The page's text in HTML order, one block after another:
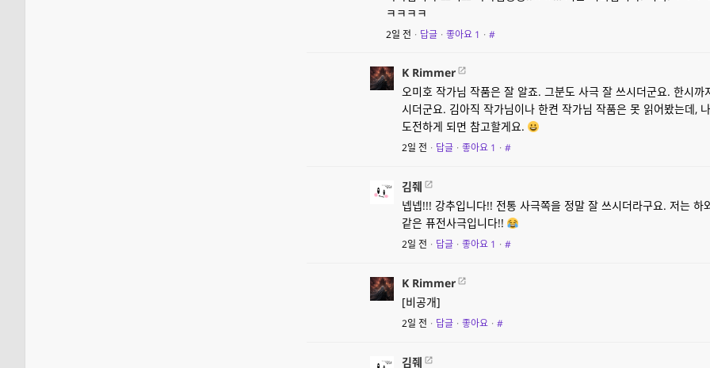
ㅋㅋㅋㅋ
2일 전 · 답글 · 좋아요 1 · #
K Rimmer
오미호 작가님 작품은 잘 알죠. 그분도 사극 잘 쓰시더군요. 한시까
시더군요. 김아직 작가님이나 한켠 작가님 작품은 못 읽어봤는데,
도전하게 되면 참고할게요.
2일 전 · 답글 · 좋아요 1 · #
김줴
넵넵!!! 강추입니다!! 전통 사극쪽을 정말 잘 쓰시더라구요. 저는 하
같은 퓨전사극입니다!!
2일 전 · 답글 · 좋아요 1 · #
K Rimmer
[비공개]
2일 전 · 답글 · 좋아요 · #
김줴